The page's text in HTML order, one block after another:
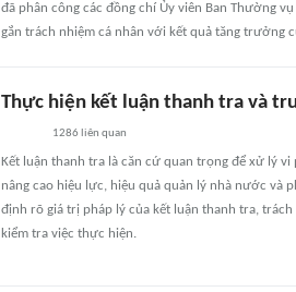
đã phân công các đồng chí Ủy viên Ban Thường
gắn trách nhiệm cá nhân với kết quả tăng trưởng
Thực hiện kết luận thanh tra và
1286 liên quan
Kết luận thanh tra là căn cứ quan trọng để xử lý
nâng cao hiệu lực, hiệu quả quản lý nhà nước và
định rõ giá trị pháp lý của kết luận thanh tra,
kiểm tra việc thực hiện.